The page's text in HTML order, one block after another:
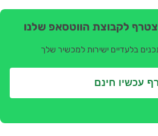
לקבוצת הווטסאפ שלנו
בלעדיים ישירות למכשיר שלך
עכשיו חינם